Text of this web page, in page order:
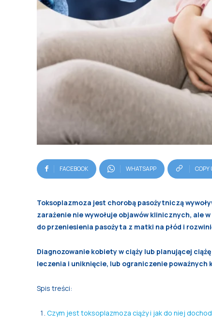
FACEBOOK WHATSAPP COPY
Toksoplazmoza jest chorobą pasożytniczą
zarażenie nie wywołuje objawów klinicznych, ale
do przeniesienia pasożyta z matki na płód i
Diagnozowanie kobiety w ciąży lub planującej
leczenia i uniknięcie, lub ograniczenie poważnych
Spis treści:
Czym jest toksoplazmoza ciąży i jak do niej